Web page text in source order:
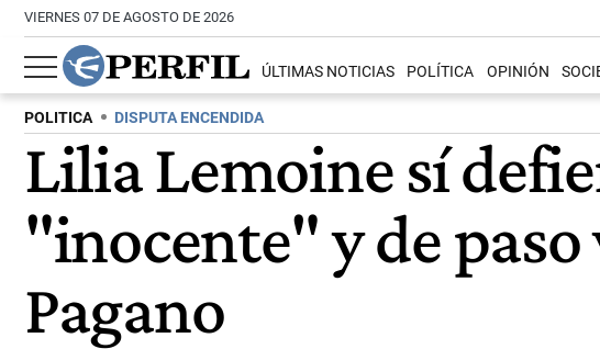
VIERNES 07 DE AGOSTO DE 2026
ÚLTIMAS NOTICIAS POLÍTICA OPINIÓN
POLITICA DISPUTA ENCENDIDA
Lilia Lemoine sí
"inocente" y de
Pagano